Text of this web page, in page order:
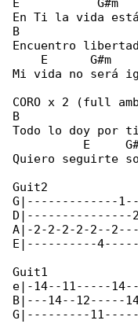
E           G#m
En Ti la vida está
B
Encuentro libertad
E      G#m
Mi vida no será
CORO x 2 (full
B
Todo lo doy por
E
Quiero seguirte
Guit2
G|-------------
D|---------------2-
A|-2-2-2-2-2--
E|----------
Guit1
e|-14--11-----
B|---14--12-----
G|---------